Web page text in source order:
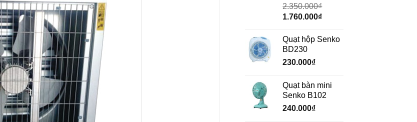
2.350.000₫
Giá
là:
2.350.000₫.
1.760.000₫Giá
tại
Quạt hộp Senko
BD230
230.000₫
Quạt bàn mini
Senko B102
240.000₫